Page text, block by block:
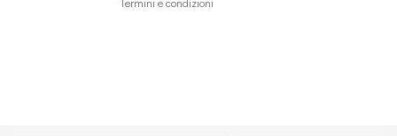
Termini e condizioni